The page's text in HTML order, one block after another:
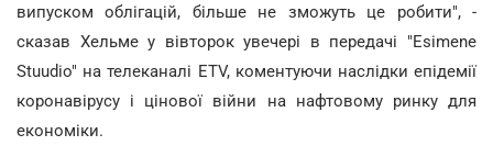
випуском облігацій, більше не зможуть це робити", -
сказав Хельме у вівторок увечері в передачі "Esimene
Stuudio" на телеканалі ETV, коментуючи наслідки епідемії
коронавірусу і цінової війни на нафтовому ринку для
економіки.